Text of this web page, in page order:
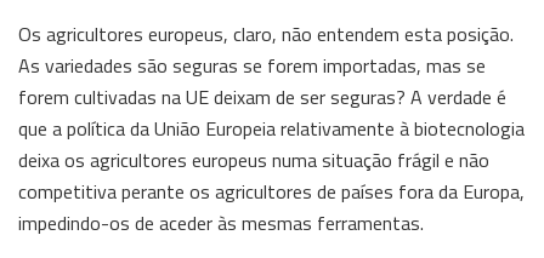
Os agricultores europeus, claro, não entendem esta posição.
As variedades são seguras se forem importadas, mas se
forem cultivadas na UE deixam de ser seguras? A verdade é
que a política da União Europeia relativamente à biotecnologia
deixa os agricultores europeus numa situação frágil e não
competitiva perante os agricultores de países fora da Europa,
impedindo-os de aceder às mesmas ferramentas.